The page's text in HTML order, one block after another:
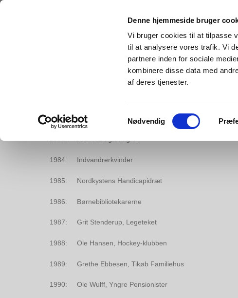
Denne hjemmeside bruger
Vi bruger cookies til at tilpasse
til at analysere vores trafik. Vi
partnere inden for sociale
kombinere disse data med
af deres tjenester.
Nødvendig
Socialprismodtagere 1983-2021
1983: Kvinderådgivningen
1984: Indvandrerkvinder
1985: Nordkystens Handicapidræt
1986: Børnebibliotekarerne
1987: Grit Stenderup, Legeteket
1988: Ole Hansen, Hockey-klubben
1989: Grethe Ebbesen, Tikøb Familiehus
1990: Ole Wulff, Yngre Pensionister